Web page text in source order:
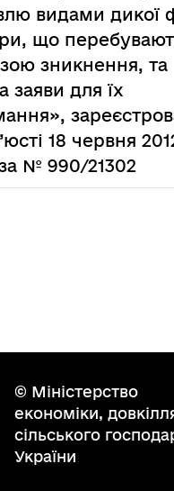
видами дикої
що
зникнення, та
заяви для їх
18 червня
№ 990/21302
© Міністерство
економіки,
сільського
України